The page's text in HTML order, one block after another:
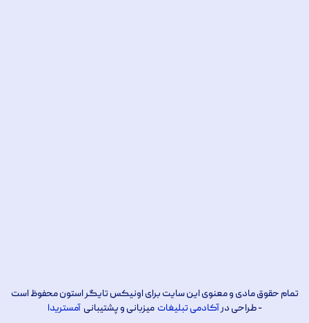
تمام حقوق مادی و معنوی این سایت برای اونیکس تایگر استون محفوظ است
- طراحی درآکادمی تبلیغات میزبانی و پشتیبانیآمستریدا